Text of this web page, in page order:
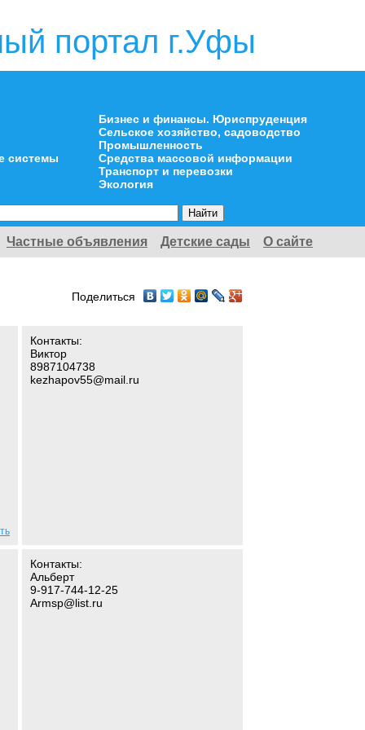
портал г.Уфы
системы
Бизнес и финансы. Юриспруденция
Сельское хозяйство, садоводство
Промышленность
Средства массовой информации
Транспорт и перевозки
Экология
Частные объявления Детские сады О сайте
Поделиться
Контакты:
Виктор
8987104738
kezhapov55@mail.ru
Контакты:
Альберт
9-917-744-12-25
Armsp@list.ru